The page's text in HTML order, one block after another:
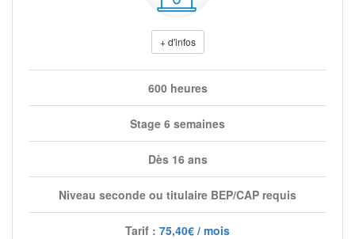
+ d'infos
600 heures
Stage 6 semaines
Dès 16 ans
Niveau seconde ou titulaire BEP/CAP requis
Tarif : 75,40€ / mois